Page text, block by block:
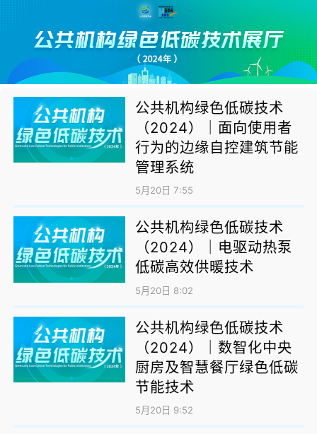
公共机构绿色低碳技术
（2024）｜面向使用者
行为的边缘自控建筑节能
管理系统
5月20日 7:55
公共机构绿色低碳技术
（2024）｜电驱动热泵
低碳高效供暖技术
5月20日 8:02
公共机构绿色低碳技术
（2024）｜数智化中央
厨房及智慧餐厅绿色低碳
节能技术
5月20日 9:52